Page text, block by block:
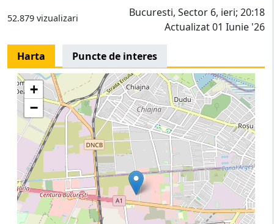
52.879 vizualizari
Bucuresti, Sector 6, ieri; 20:18
Actualizat 01 Iunie '26
Harta Puncte de interes
+
−